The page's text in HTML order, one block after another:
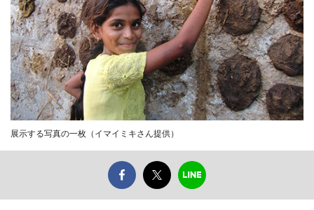
展示する写真の一枚（イマイミキさん提供）